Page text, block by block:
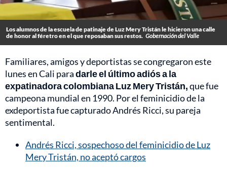
Los alumnos de la escuela de patinaje de Luz Mery Tristán le hicieron una calle
de honor al féretro en el que reposaban sus restos. Gobernación del Valle
Familiares, amigos y deportistas se congregaron este
lunes en Cali paradarle el último adiós a la
expatinadora colombiana Luz Mery Tristán,que fue
campeona mundial en 1990. Por el feminicidio de la
exdeportista fue capturado Andrés Ricci, su pareja
sentimental.
Andrés Ricci, sospechoso del feminicidio de Luz
Mery Tristán, no aceptó cargos